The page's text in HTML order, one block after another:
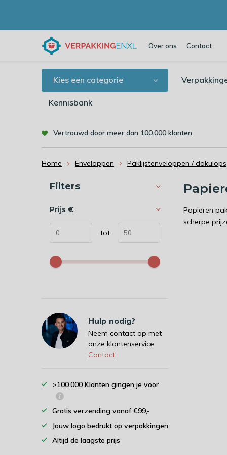
Over ons Contact
Kies een categorie
Kennisbank
Vertrouwd door meer dan 100.000 klanten
Home Enveloppen Paklijstenveloppen / dokulops
Papieren
scherpe
Sorteren op:
Filters
Prijs €
tot
Hulp nodig?
Neem contact op met
onze klantenservice
Contact
>100.000 Klanten gingen je voor
Gratis verzending vanaf €99,-
Jouw logo bedrukt op verpakkingen
Altijd de laagste prijs